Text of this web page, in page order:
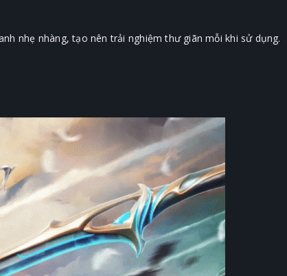
nhẹ nhàng, tạo nên trải nghiệm thư giãn mỗi khi sử dụng.